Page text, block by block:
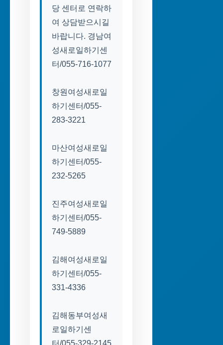
당 센터로 연락하
여 상담받으시길
바랍니다. 경남여
성새로일하기센
터/055-716-1077
창원여성새로일
하기센터/055-
283-3221
마산여성새로일
하기센터/055-
232-5265
진주여성새로일
하기센터/055-
749-5889
김해여성새로일
하기센터/055-
331-4336
김해동부여성새
로일하기센
터/055-329-2145